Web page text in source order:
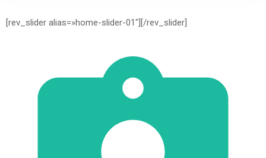
[rev_slider alias=»home-slider-01″][/rev_slider]